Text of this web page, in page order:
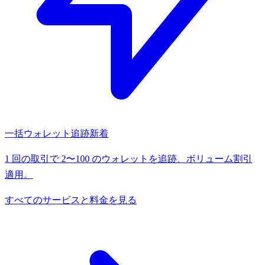
一括ウォレット追跡新着
1 回の取引で 2〜100 のウォレットを追跡、ボリューム割引
適用。
すべてのサービスと料金を見る